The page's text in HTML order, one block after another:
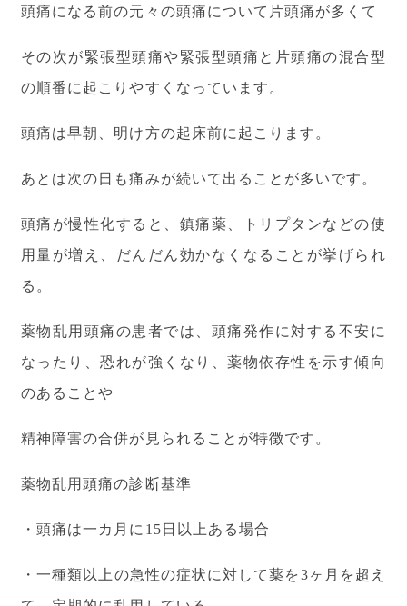
頭痛になる前の元々の頭痛について片頭痛が多くて
その次が緊張型頭痛や緊張型頭痛と片頭痛の混合型
の順番に起こりやすくなっています。
頭痛は早朝、明け方の起床前に起こります。
あとは次の日も痛みが続いて出ることが多いです。
頭痛が慢性化すると、鎮痛薬、トリプタンなどの使
用量が増え、だんだん効かなくなることが挙げられ
る。
薬物乱用頭痛の患者では、頭痛発作に対する不安に
なったり、恐れが強くなり、薬物依存性を示す傾向
のあることや
精神障害の合併が見られることが特徴です。
薬物乱用頭痛の診断基準
・頭痛は一カ月に15日以上ある場合
・一種類以上の急性の症状に対して薬を3ヶ月を超え